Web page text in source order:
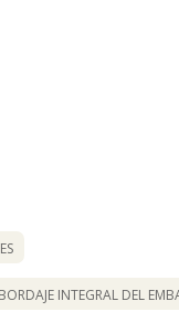
INTEGRAL DEL